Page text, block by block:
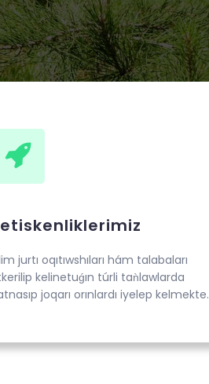
jurtı oqıtıwshıları hám talabaları
kelinetuǵın túrli taǹlawlarda
joqarı orınlardı iyelep kelmekte.